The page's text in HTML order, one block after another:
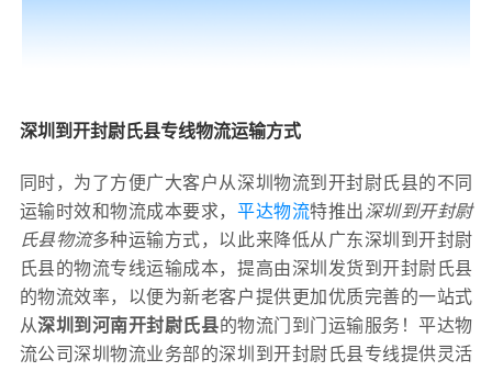
深圳到开封尉氏县专线物流运输方式
同时，为了方便广大客户从深圳物流到开封尉氏县的不同
运输时效和物流成本要求， 平达物流特推出 深圳到开封尉
氏县物流多种运输方式，以此来降低从广东深圳到开封尉
氏县的物流专线运输成本，提高由深圳发货到开封尉氏县
的物流效率，以便为新老客户提供更加优质完善的一站式
从深圳到河南开封尉氏县的物流门到门运输服务！平达物
流公司深圳物流业务部的深圳到开封尉氏县专线提供灵活